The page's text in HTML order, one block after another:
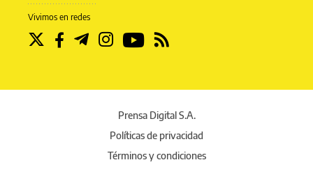
Vivimos en redes
Prensa Digital S.A.
Políticas de privacidad
Términos y condiciones